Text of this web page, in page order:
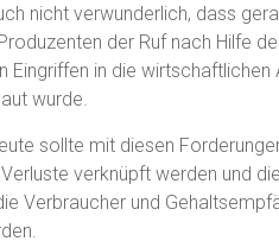
nicht verwunderlich, dass
der Ruf nach Hilfe
Eingriffen in die
wurde.
sollte mit diesen
verknüpft werden und
Verbraucher und